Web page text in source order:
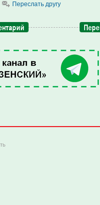
Переслать другу